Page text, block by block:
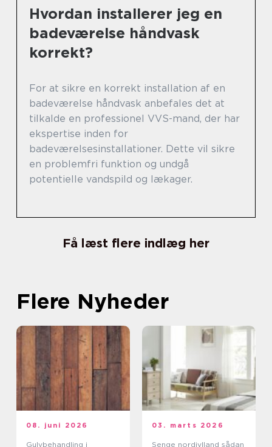
Hvordan installerer jeg en
badeværelse håndvask
korrekt?
For at sikre en korrekt installation af en
badeværelse håndvask anbefales det at
tilkalde en professionel VVS-mand, der har
ekspertise inden for
badeværelsesinstallationer. Dette vil sikre
en problemfri funktion og undgå
potentielle vandspild og lækager.
Få læst flere indlæg her
Flere Nyheder
08. juni 2026
Gulvbehandling i
03. marts 2026
Senge nordjylland sådan